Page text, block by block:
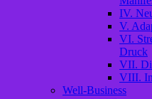
IV.
V.
VI.
Druck
VII.
VIII.
Well-Business